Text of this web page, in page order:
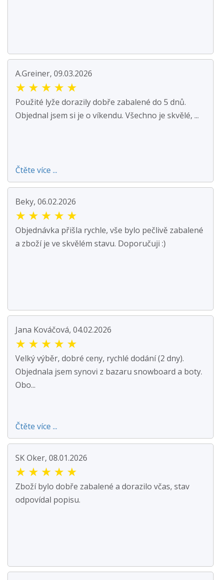
A.Greiner, 09.03.2026
★ ★ ★ ★ ★
Použité lyže dorazily dobře zabalené do 5 dnů.
Objednal jsem si je o víkendu. Všechno je skvělé, ...
Čtěte více ...
Beky, 06.02.2026
★ ★ ★ ★ ★
Objednávka přišla rychle, vše bylo pečlivě zabalené
a zboží je ve skvělém stavu. Doporučuji :)
Jana Kováčová, 04.02.2026
★ ★ ★ ★ ★
Velký výběr, dobré ceny, rychlé dodání (2 dny).
Objednala jsem synovi z bazaru snowboard a boty.
Obo...
Čtěte více ...
SK Oker, 08.01.2026
★ ★ ★ ★ ★
Zboží bylo dobře zabalené a dorazilo včas, stav
odpovídal popisu.